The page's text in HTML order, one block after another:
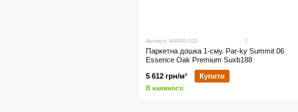
Артикул: 600000-520 1
Паркетна дошка 1-сму. Par-ky Summit 06
Essence Oak Premium Suxb188
5 612 грн/м²
Купити
В наявності